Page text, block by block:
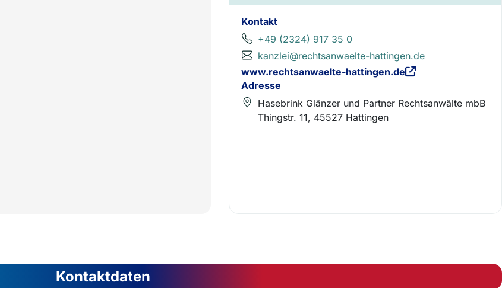
Kontakt
+49 (2324) 917 35 0
kanzlei@rechtsanwaelte-hattingen.de
www.rechtsanwaelte-hattingen.de
Adresse
Hasebrink Glänzer und Partner Rechtsanwälte mbB
Thingstr. 11, 45527 Hattingen
Kontaktdaten